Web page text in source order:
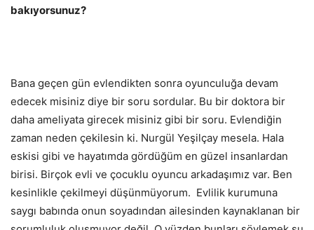
bakıyorsunuz?
Bana geçen gün evlendikten sonra oyunculuğa devam
edecek misiniz diye bir soru sordular. Bu bir doktora bir
daha ameliyata girecek misiniz gibi bir soru. Evlendiğin
zaman neden çekilesin ki. Nurgül Yeşilçay mesela. Hala
eskisi gibi ve hayatımda gördüğüm en güzel insanlardan
birisi. Birçok evli ve çocuklu oyuncu arkadaşımız var. Ben
kesinlikle çekilmeyi düşünmüyorum. Evlilik kurumuna
saygı babında onun soyadından ailesinden kaynaklanan bir